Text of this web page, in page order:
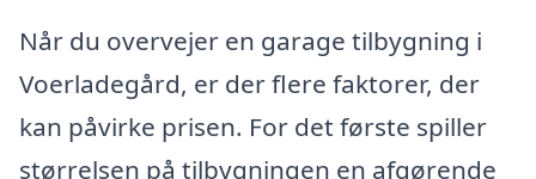
Når du overvejer en garage tilbygning i
Voerladegård, er der flere faktorer, der
kan påvirke prisen. For det første spiller
størrelsen på tilbygningen en afgørende